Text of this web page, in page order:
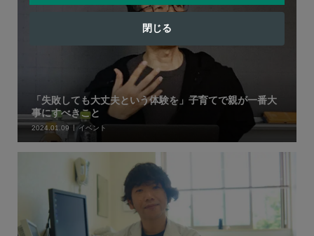
「失敗しても大丈夫という体験を」子育てで親が一番大
事にすべきこと
2024.01.09 イベント
閉じる